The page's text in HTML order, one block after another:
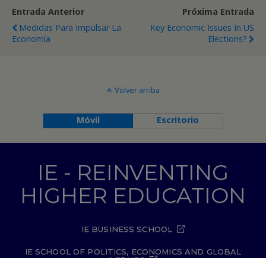
Entrada Anterior
Medidas Para Impulsar La
Economía
Próxima Entrada
Key Economic Issues In US
Elections?
Volver arriba
Móvil Escritorio
IE - REINVENTING
HIGHER EDUCATION
IE BUSINESS SCHOOL
IE SCHOOL OF POLITICS, ECONOMICS AND GLOBAL